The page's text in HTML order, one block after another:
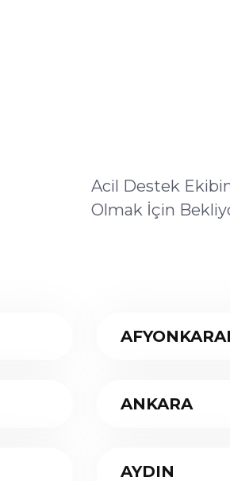
Acil Destek
Olmak İçin
ANKARA
AYDIN